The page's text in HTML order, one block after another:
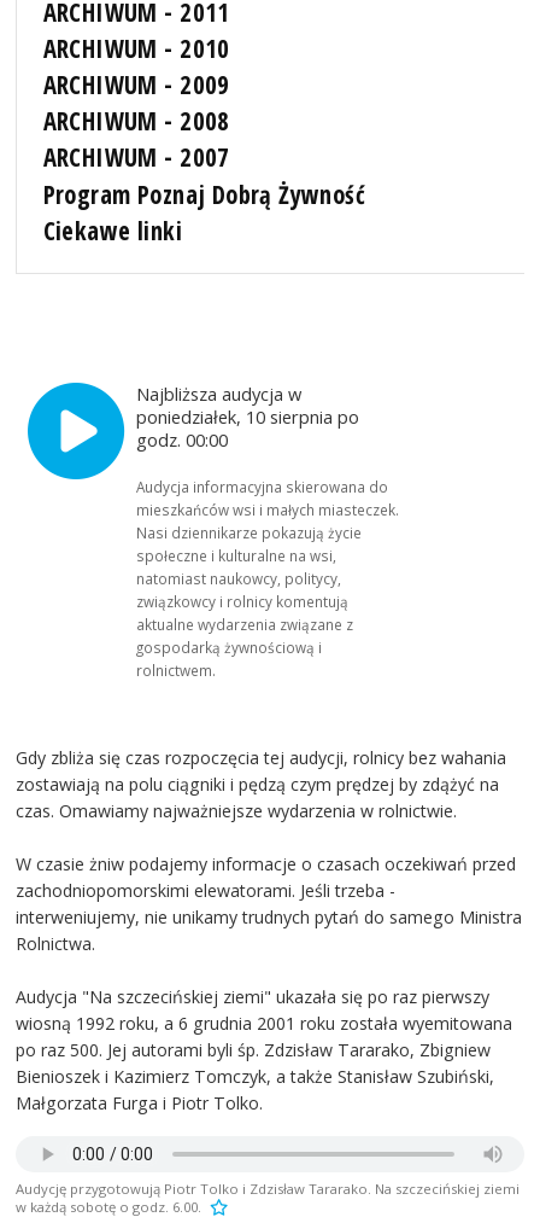
ARCHIWUM - 2011
ARCHIWUM - 2010
ARCHIWUM - 2009
ARCHIWUM - 2008
ARCHIWUM - 2007
Program Poznaj Dobrą Żywność
Ciekawe linki
Najbliższa audycja w
poniedziałek, 10 sierpnia po
godz. 00:00
Audycja informacyjna skierowana do
mieszkańców wsi i małych miasteczek.
Nasi dziennikarze pokazują życie
społeczne i kulturalne na wsi,
natomiast naukowcy, politycy,
związkowcy i rolnicy komentują
aktualne wydarzenia związane z
gospodarką żywnościową i
rolnictwem.
Gdy zbliża się czas rozpoczęcia tej audycji, rolnicy bez wahania
zostawiają na polu ciągniki i pędzą czym prędzej by zdążyć na
czas. Omawiamy najważniejsze wydarzenia w rolnictwie.
W czasie żniw podajemy informacje o czasach oczekiwań przed
zachodniopomorskimi elewatorami. Jeśli trzeba -
interweniujemy, nie unikamy trudnych pytań do samego Ministra
Rolnictwa.
Audycja "Na szczecińskiej ziemi" ukazała się po raz pierwszy
wiosną 1992 roku, a 6 grudnia 2001 roku została wyemitowana
po raz 500. Jej autorami byli śp. Zdzisław Tararako, Zbigniew
Bienioszek i Kazimierz Tomczyk, a także Stanisław Szubiński,
Małgorzata Furga i Piotr Tolko.
Audycję przygotowują Piotr Tolko i Zdzisław Tararako. Na szczecińskiej ziemi
w każdą sobotę o godz. 6.00.